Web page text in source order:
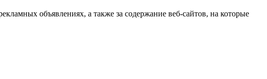
объявлениях, а также за содержание веб-сайтов, на которые